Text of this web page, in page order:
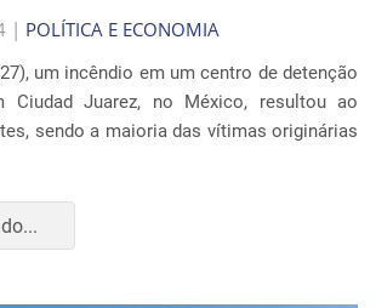
| POLÍTICA E ECONOMIA
um incêndio em um centro de detenção
Ciudad Juarez, no México, resultou ao
sendo a maioria das vítimas originárias